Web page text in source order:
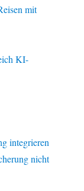
mit
KI-
integrieren
nicht